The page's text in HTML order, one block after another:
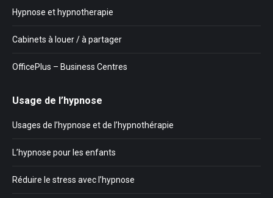
Hypnose et hypnotherapie
Cabinets à louer / à partager
OfficePlus – Business Centres
Usage de l’hypnose
Usages de l’hypnose et de l’hypnothérapie
L’hypnose pour les enfants
Réduire le stress avec l’hypnose